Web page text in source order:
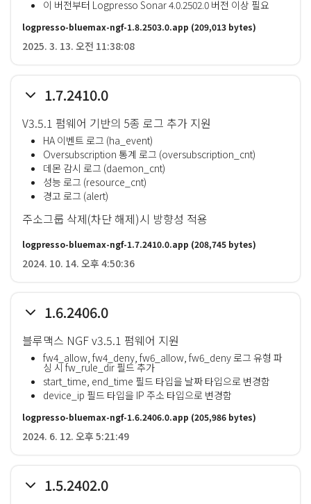
이 버전부터 Logpresso Sonar 4.0.2502.0 버전 이상 필요
logpresso-bluemax-ngf-1.8.2503.0.app (209,013 bytes)
2025. 3. 13. 오전 11:38:08
1.7.2410.0
V3.5.1 펌웨어 기반의 5종 로그 추가 지원
HA 이벤트 로그 (ha_event)
Oversubscription 통계 로그 (oversubscription_cnt)
데몬 감시 로그 (daemon_cnt)
성능 로그 (resource_cnt)
경고 로그 (alert)
주소그룹 삭제(차단 해제)시 방향성 적용
logpresso-bluemax-ngf-1.7.2410.0.app (208,745 bytes)
2024. 10. 14. 오후 4:50:36
1.6.2406.0
블루맥스 NGF v3.5.1 펌웨어 지원
fw4_allow, fw4_deny, fw6_allow, fw6_deny 로그 유형 파
싱 시 fw_rule_dir 필드 추가
start_time, end_time 필드 타입을 날짜 타입으로 변경함
device_ip 필드 타입을 IP 주소 타입으로 변경함
logpresso-bluemax-ngf-1.6.2406.0.app (205,986 bytes)
2024. 6. 12. 오후 5:21:49
1.5.2402.0